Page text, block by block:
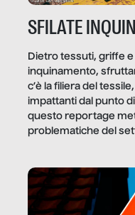
SFILATE
Dietro tessuti, griffe e
inquinamento,
c’è la filiera del
impattanti dal punto
questo reportage
problematiche del